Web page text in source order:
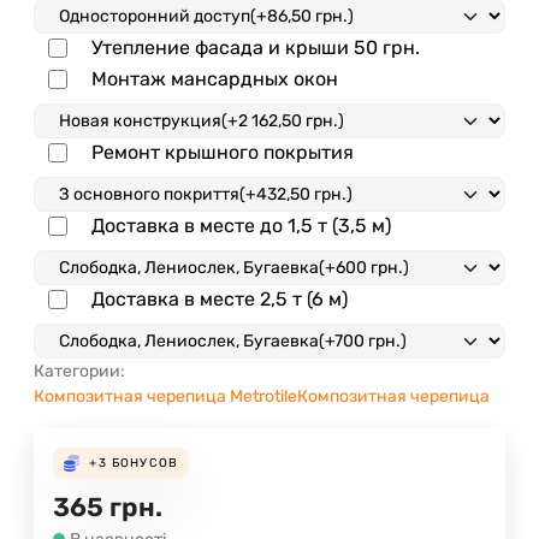
Утепление фасада и крыши 50 грн.
Монтаж мансардных окон
Ремонт крышного покрытия
Доставка в месте до 1,5 т (3,5 м)
Доставка в месте 2,5 т (6 м)
Категории:
Композитная черепица MetrotileКомпозитная черепица
+3 БОНУСОВ
365 грн.